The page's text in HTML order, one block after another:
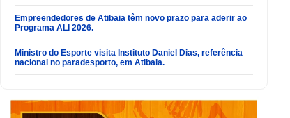
Empreendedores de Atibaia têm novo prazo para aderir ao
Programa ALI 2026.
Ministro do Esporte visita Instituto Daniel Dias, referência
nacional no paradesporto, em Atibaia.